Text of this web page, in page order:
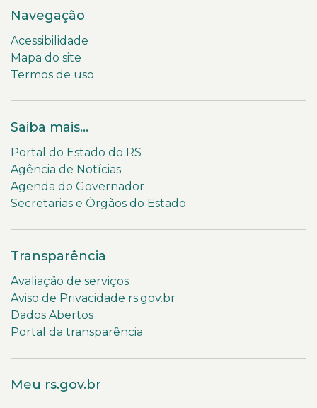
Navegação
Acessibilidade
Mapa do site
Termos de uso
Saiba mais...
Portal do Estado do RS
Agência de Notícias
Agenda do Governador
Secretarias e Órgãos do Estado
Transparência
Avaliação de serviços
Aviso de Privacidade rs.gov.br
Dados Abertos
Portal da transparência
Meu rs.gov.br